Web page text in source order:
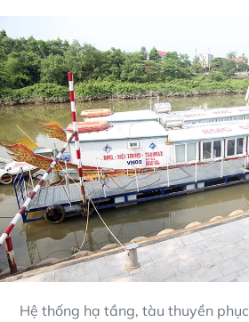
Hệ thống hạ tầng, tàu thuyền